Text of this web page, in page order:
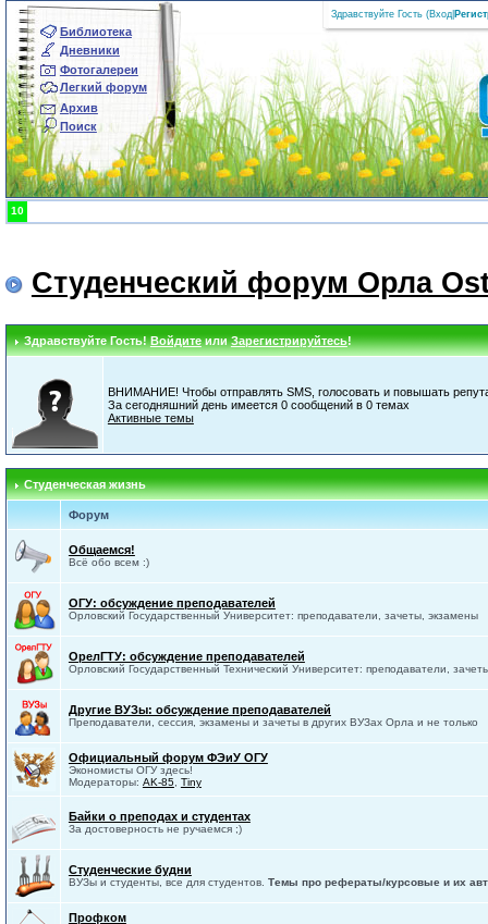
Библиотека
Дневники
Фотогалереи
Легкий форум
Архив
Поиск
Здравствуйте Гость (Вход
10
Студенческий форум Орла
Здравствуйте Гость!ВойдитеилиЗарегистрируйтесь!
ВНИМАНИЕ! Чтобы отправлять SMS, голосовать и повышать
За сегодняшний день имеется 0 сообщений в 0 темах
Активные темы
Студенческая жизнь
Форум
Общаемся!
Всё обо всем :)
ОГУ: обсуждение преподавателей
Орловский Государственный Университет: преподаватели, зачеты, экзамены
ОрелГТУ: обсуждение преподавателей
Орловский Государственный Технический Университет: преподаватели,
Другие ВУЗы: обсуждение преподавателей
Преподаватели, сессия, экзамены и зачеты в других ВУЗах Орла и не только
Официальный форум ФЭиУ ОГУ
Экономисты ОГУ здесь!
Модераторы: AK-85, Tiny
Байки о преподах и студентах
За достоверность не ручаемся ;)
Студенческие будни
ВУЗы и студенты, все для студентов. Темы про рефераты/курсовые и их
Профком